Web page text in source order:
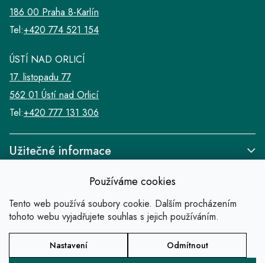
Používáme cookies
Tento web používá soubory cookie. Dalším procházením
tohoto webu vyjadřujete souhlas s jejich používáním.
Odmítnout
Nastavení
Užitečné informace
186 00 Praha 8-Karlín
Tel:+420 774 521 154
ÚSTÍ NAD ORLICÍ
17. listopadu 77
562 01 Ústí nad Orlicí
Tel:+420 777 131 306
Copyright 2026SALABA zlatnické studio.